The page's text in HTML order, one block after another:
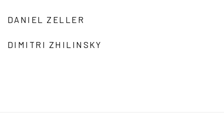
DANIEL ZELLER
DIMITRI ZHILINSKY